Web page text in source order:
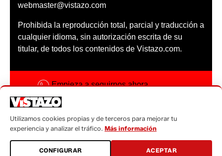
webmaster@vistazo.com
Prohibida la reproducción total, parcial y traducción a
cualquier idioma, sin autorización escrita de su
titular, de todos los contenidos de Vistazo.com.
Empieza a seguirnos ahora
Código ética
Sugerencias a:
sugerencias@vistazo.com
Utilizamos cookies propias y de terceros para mejorar tu
experiencia y analizar el tráfico. Más información
CONFIGURAR ACEPTAR